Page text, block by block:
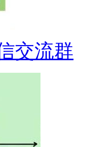
交流群